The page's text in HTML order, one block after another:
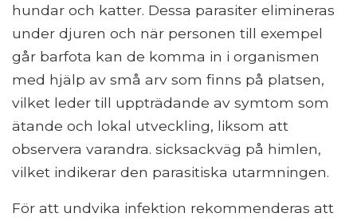
hundar och katter. Dessa parasiter elimineras
under djuren och när personen till exempel
går barfota kan de komma in i organismen
med hjälp av små arv som finns på platsen,
vilket leder till uppträdande av symtom som
ätande och lokal utveckling, liksom att
observera varandra. sicksackväg på himlen,
vilket indikerar den parasitiska utarmningen.
För att undvika infektion rekommenderas att